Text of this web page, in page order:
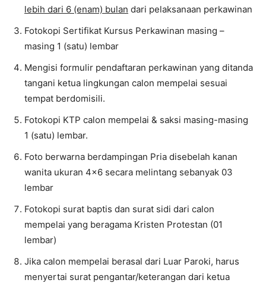
lebih dari 6 (enam) bulan dari pelaksanaan perkawinan
Fotokopi Sertifikat Kursus Perkawinan masing –
masing 1 (satu) lembar
Mengisi formulir pendaftaran perkawinan yang ditanda
tangani ketua lingkungan calon mempelai sesuai
tempat berdomisili.
Fotokopi KTP calon mempelai & saksi masing-masing
1 (satu) lembar.
Foto berwarna berdampingan Pria disebelah kanan
wanita ukuran 4×6 secara melintang sebanyak 03
lembar
Fotokopi surat baptis dan surat sidi dari calon
mempelai yang beragama Kristen Protestan (01
lembar)
Jika calon mempelai berasal dari Luar Paroki, harus
menyertai surat pengantar/keterangan dari ketua